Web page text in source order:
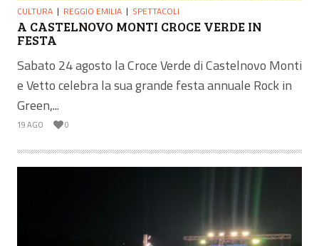
CULTURA REGGIO EMILIA SPETTACOLI
A CASTELNOVO MONTI CROCE VERDE IN
FESTA
Sabato 24 agosto la Croce Verde di Castelnovo Monti
e Vetto celebra la sua grande festa annuale Rock in
Green,...
19 AGO 0